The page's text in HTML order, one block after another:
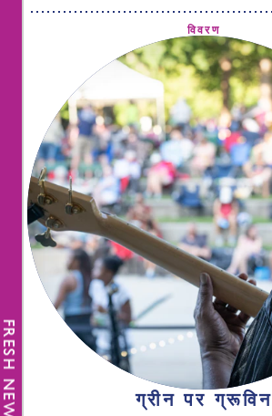
विवरण
ग्रीन पर ग्रूविन
FRESH NEWS